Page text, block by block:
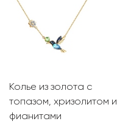
Колье из золота с
топазом, хризолитом и
фианитами